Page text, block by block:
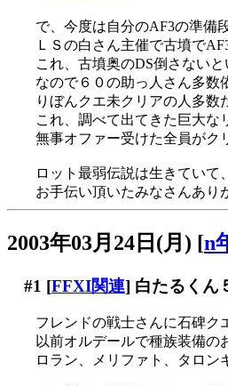
で、今度は自分のAF3の準備
ＬＳの白さん主催で古墳で
これ、古墳奥のDS倒さない
なので６０の助っ人さん多数
りぼんクエ未クリアの人多数
これ、調べて出てきた巨大な
無事オファー受けた全員が
ロット最弱伝説は生きてい
お手伝い頂いたみなさんあり
2003年03月24日(月) [n
#1 [FFXI関連] 白たるくん
フレンドの戦士さんに石碑ク
以前オルデールで種族装備の
ロラン、メリファト、タロン